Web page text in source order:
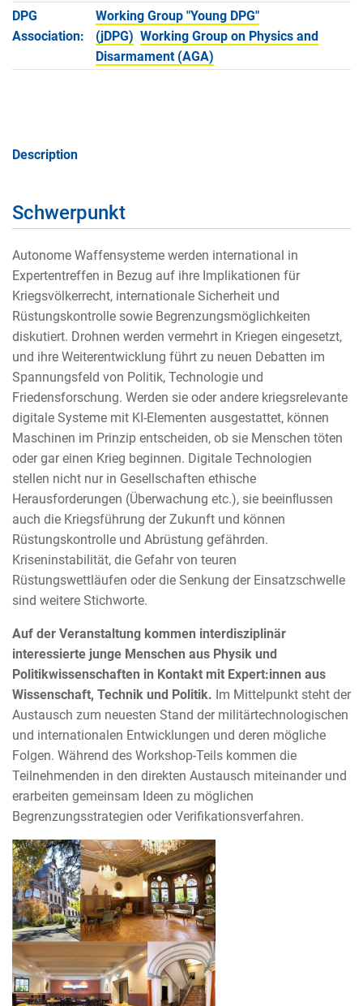
DPG
Association:
Working Group "Young DPG"
(jDPG) Working Group on Physics and
Disarmament (AGA)
Description
Schwerpunkt
Autonome Waffensysteme werden international in
Expertentreffen in Bezug auf ihre Implikationen für
Kriegsvölkerrecht, internationale Sicherheit und
Rüstungskontrolle sowie Begrenzungsmöglichkeiten
diskutiert. Drohnen werden vermehrt in Kriegen eingesetzt,
und ihre Weiterentwicklung führt zu neuen Debatten im
Spannungsfeld von Politik, Technologie und
Friedensforschung. Werden sie oder andere kriegsrelevante
digitale Systeme mit KI-Elementen ausgestattet, können
Maschinen im Prinzip entscheiden, ob sie Menschen töten
oder gar einen Krieg beginnen. Digitale Technologien
stellen nicht nur in Gesellschaften ethische
Herausforderungen (Überwachung etc.), sie beeinﬂussen
auch die Kriegsführung der Zukunft und können
Rüstungskontrolle und Abrüstung gefährden.
Kriseninstabilität, die Gefahr von teuren
Rüstungswettläufen oder die Senkung der Einsatzschwelle
sind weitere Stichworte.
Auf der Veranstaltung kommen interdisziplinär
interessierte junge Menschen aus Physik und
Politikwissenschaften in Kontakt mit Expert:innen aus
Wissenschaft, Technik und Politik. Im Mittelpunkt steht der
Austausch zum neuesten Stand der militärtechnologischen
und internationalen Entwicklungen und deren mögliche
Folgen. Während des Workshop-Teils kommen die
Teilnehmenden in den direkten Austausch miteinander und
erarbeiten gemeinsam Ideen zu möglichen
Begrenzungsstrategien oder Verifikationsverfahren.